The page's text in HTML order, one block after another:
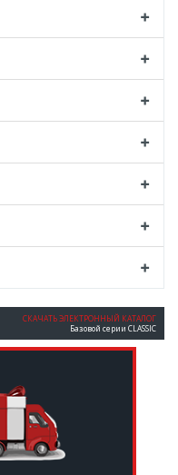
СКАЧАТЬ ЭЛЕКТРОННЫЙ КАТАЛОГ
Базовой серии CLASSIC